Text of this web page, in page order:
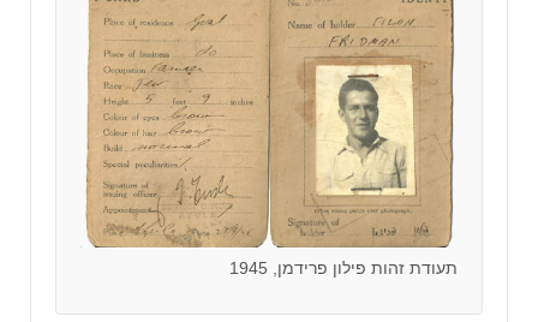
תעודת זהות פילון פרידמן, 1945